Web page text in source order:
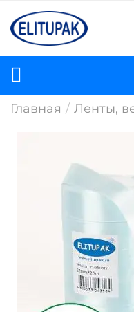
Главная / Ленты,